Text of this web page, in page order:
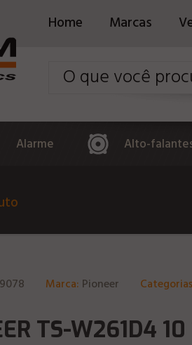
Home Marcas
Alarme Alto-
Marca: Pioneer
TS-W261D4